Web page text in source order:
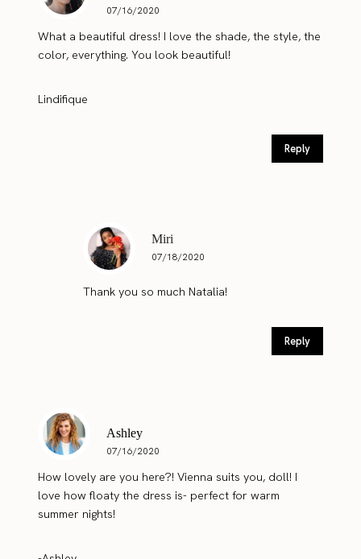
07/16/2020
What a beautiful dress! I love the shade, the style, the
color, everything. You look beautiful!
Lindifique
Reply
Miri
07/18/2020
Thank you so much Natalia!
Reply
Ashley
07/16/2020
How lovely are you here?! Vienna suits you, doll! I
love how floaty the dress is- perfect for warm
summer nights!